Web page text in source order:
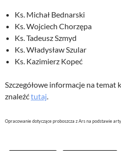
Ks. Michał Bednarski
Ks. Wojciech Chorzępa
Ks. Tadeusz Szmyd
Ks. Władysław Szular
Ks. Kazimierz Kopeć
Szczegółowe informacje na temat
znaleźćtutaj.
Opracowanie dotyczące proboszcza z Ars na podstawie